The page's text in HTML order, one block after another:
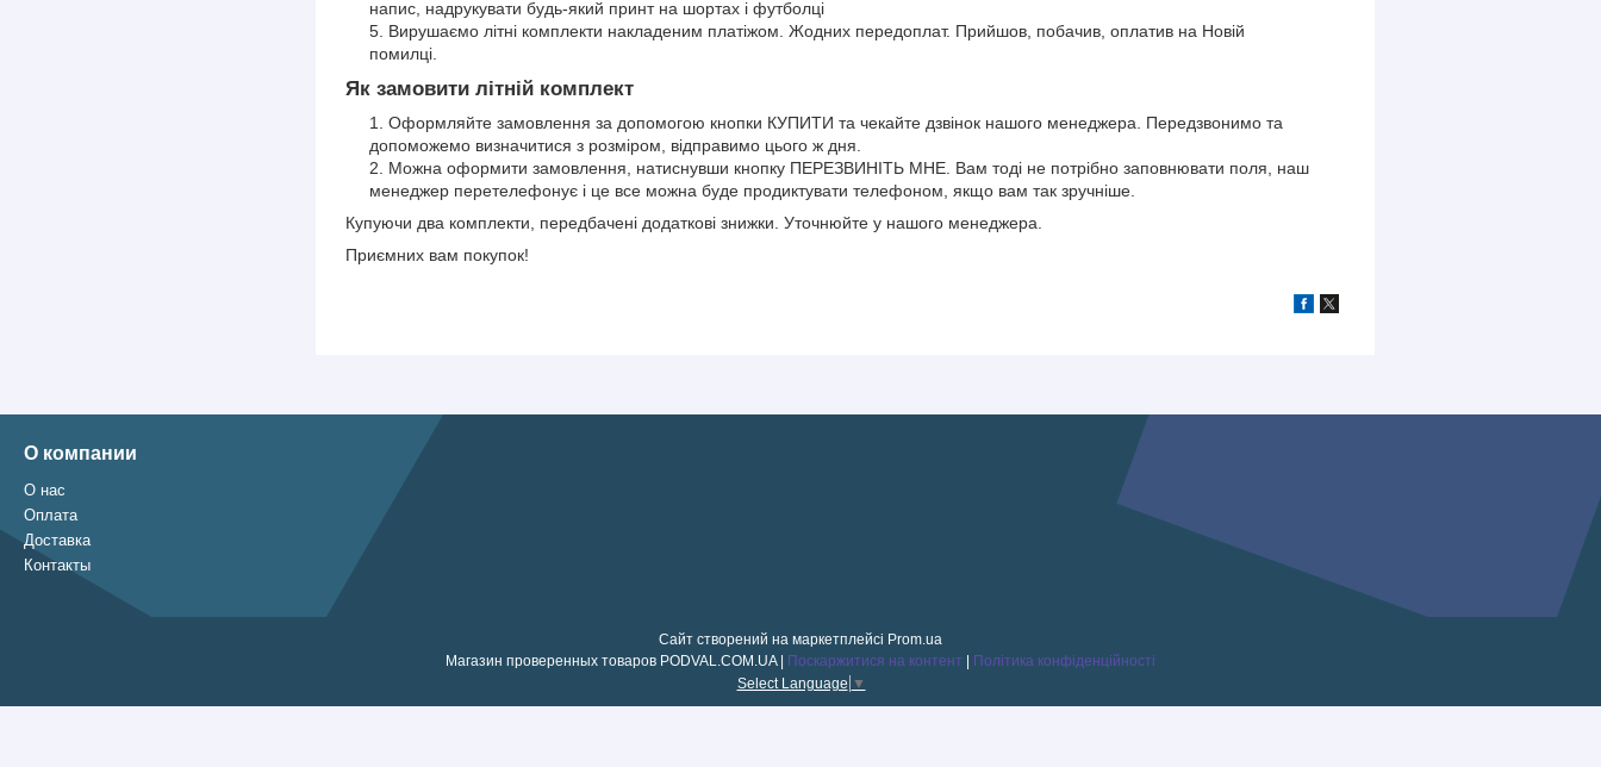
напис, надрукувати будь-який принт на шортах і футболці
Вирушаємо літні комплекти накладеним платіжом. Жодних передоплат. Прийшов, побачив, оплатив на Новій
помилці.
Як замовити літній комплект
Оформляйте замовлення за допомогою кнопки КУПИТИ та чекайте дзвінок нашого менеджера. Передзвонимо та
допоможемо визначитися з розміром, відправимо цього ж дня.
Можна оформити замовлення, натиснувши кнопку ПЕРЕЗВИНІТЬ МНЕ. Вам тоді не потрібно заповнювати поля, наш
менеджер перетелефонує і це все можна буде продиктувати телефоном, якщо вам так зручніше.
Купуючи два комплекти, передбачені додаткові знижки. Уточнюйте у нашого менеджера.
Приємних вам покупок!
О компании
О нас
Оплата
Доставка
Контакты
Сайт створений на маркетплейсі Prom.ua
Поскаржитися на контент
Політика конфіденційності
Select Language ▼